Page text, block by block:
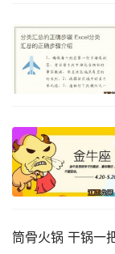
筒骨火锅 干锅一